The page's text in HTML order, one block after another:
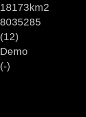
18173km2
8035285
(12)
Demo
(-)